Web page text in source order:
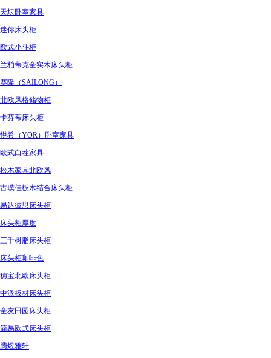
天坛卧室家具
迷你床头柜
欧式小斗柜
兰柏蒂克全实木床头柜
赛隆（SAILONG）
北欧风格储物柜
卡芬蒂床头柜
悦希（YOR）卧室家具
欧式白茬家具
松木家具北欧风
古璞佳板木结合床头柜
易达彼思床头柜
床头柜厚度
三千树脂床头柜
床头柜咖啡色
穗宝北欧床头柜
中派板材床头柜
全友田园床头柜
简易欧式床头柜
腾煜雅轩